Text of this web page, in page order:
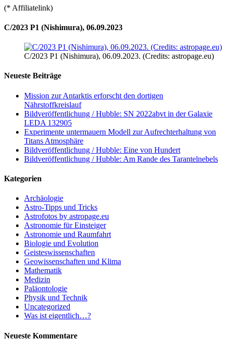
(* Affiliatelink)
C/2023 P1 (Nishimura), 06.09.2023
C/2023 P1 (Nishimura), 06.09.2023. (Credits: astropage.eu)
Neueste Beiträge
Mission zur Antarktis erforscht den dortigen
Nährstoffkreislauf
Bildveröffentlichung / Hubble: SN 2022abvt in der Galaxie
LEDA 132905
Experimente untermauern Modell zur Aufrechterhaltung von
Titans Atmosphäre
Bildveröffentlichung / Hubble: Eine von Hundert
Bildveröffentlichung / Hubble: Am Rande des Tarantelnebels
Kategorien
Archäologie
Astro-Tipps und Tricks
Astrofotos by astropage.eu
Astronomie für Einsteiger
Astronomie und Raumfahrt
Biologie und Evolution
Geisteswissenschaften
Geowissenschaften und Klima
Mathematik
Medizin
Paläontologie
Physik und Technik
Uncategorized
Was ist eigentlich…?
Neueste Kommentare